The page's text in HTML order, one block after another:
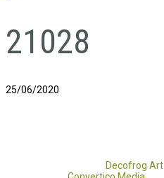
21028
25/06/2020
Decofrog Art